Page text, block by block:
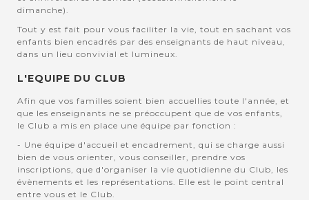
dimanche).
Tout y est fait pour vous faciliter la vie, tout en sachant vos
enfants bien encadrés par des enseignants de haut niveau,
dans un lieu convivial et lumineux.
L'EQUIPE DU CLUB
Afin que vos familles soient bien accuellies toute l'année, et
que les enseignants ne se préoccupent que de vos enfants,
le Club a mis en place une équipe par fonction :
- Une équipe d'accueil et encadrement, qui se charge aussi
bien de vous orienter, vous conseiller, prendre vos
inscriptions, que d'organiser la vie quotidienne du Club, les
évènements et les représentations. Elle est le point central
entre vous et le Club.